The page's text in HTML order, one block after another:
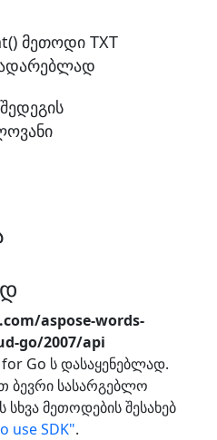
მეთოდი TXT
aspose-words-
go/2007/api
Go ს დასაყენებლად.
ბევრი სასარგებლო
მეთოდების შესახებ
use SDK".